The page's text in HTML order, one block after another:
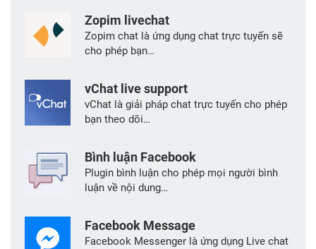
Zopim livechat
Zopim chat là ứng dụng chat trực tuyến sẽ
cho phép bạn…
vChat live support
vChat là giải pháp chat trực tuyến cho phép
bạn theo dõi…
Bình luận Facebook
Plugin bình luận cho phép mọi người bình
luận về nội dung…
Facebook Message
Facebook Messenger là ứng dụng Live chat